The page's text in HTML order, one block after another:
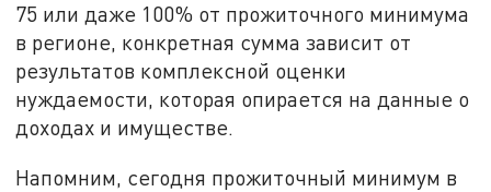
75 или даже 100% от прожиточного минимума
в регионе, конкретная сумма зависит от
результатов комплексной оценки
нуждаемости, которая опирается на данные о
доходах и имуществе.
Напомним, сегодня прожиточный минимум в